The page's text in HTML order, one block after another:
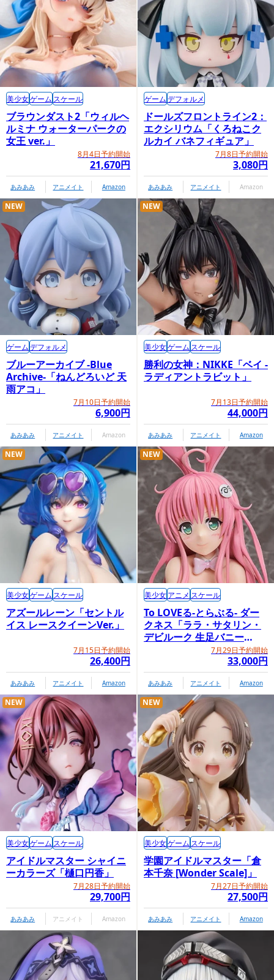
商品情報ページ
https://www.freeing.co.jp/products/post-15002?ver=1
GOODSMILE COMPANY内商品購入ページ
ブラウンダスト2「ウィルヘ
ルミナ ウォーターパークの
女王 ver.」
8月4日予約開始
21,670円
美少女ゲーム スケール
あみあみ アニメイト Amazon
ドールズフロントライン2：
エクシリウム「くろねこク
ルカイ バネフィギュア」
7月8日予約開始
3,080円
ゲームデフォルメ
あみあみ アニメイト Amazon
ブルーアーカイブ -Blue
Archive-「ねんどろいど 天
雨アコ」
7月10日予約開始
6,900円
NEW
ゲームデフォルメ
あみあみ アニメイト Amazon
勝利の女神：NIKKE「ベイ -
ラディアントラビット」
7月13日予約開始
44,000円
NEW
美少女ゲーム スケール
あみあみ アニメイト Amazon
アズールレーン「セントル
イス レースクイーンVer.」
7月15日予約開始
26,400円
NEW
美少女ゲーム スケール
あみあみ アニメイト Amazon
To LOVEる-とらぶる- ダー
クネス「ララ・サタリン・
デビルーク 生足バニー
7月29日予約開始
33,000円
NEW
美少女アニメ スケール
あみあみ アニメイト Amazon
アイドルマスター シャイニ
ーカラーズ「樋口円香」
7月28日予約開始
29,700円
NEW
美少女ゲーム スケール
あみあみ アニメイト Amazon
学園アイドルマスター「倉
本千奈 [Wonder Scale]」
7月27日予約開始
27,500円
NEW
美少女ゲーム スケール
あみあみ アニメイト Amazon